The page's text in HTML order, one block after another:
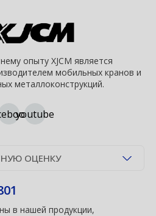
опыту XJCM является
мобильных кранов и
металлоконструкций.
youtube
ОЦЕНКУ
в нашей продукции,